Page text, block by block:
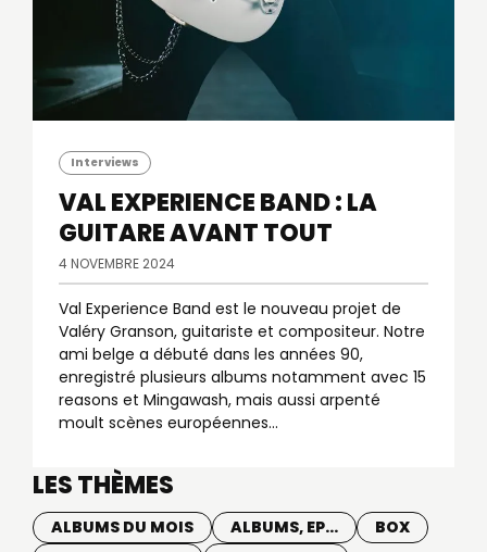
Interviews
VAL EXPERIENCE BAND : LA
GUITARE AVANT TOUT
4 NOVEMBRE 2024
Val Experience Band est le nouveau projet de
Valéry Granson, guitariste et compositeur. Notre
ami belge a débuté dans les années 90,
enregistré plusieurs albums notamment avec 15
reasons et Mingawash, mais aussi arpenté
moult scènes européennes...
LES THÈMES
ALBUMS DU MOIS ALBUMS, EP...
BOX